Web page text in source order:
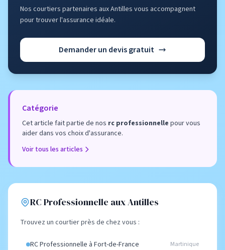
Nos courtiers partenaires aux Antilles vous accompagnent
pour trouver l'assurance idéale.
Demander un devis gratuit
Catégorie
Cet article fait partie de nos rc professionnelle pour vous
aider dans vos choix d'assurance.
Voir tous les articles
RC Professionnelle aux Antilles
Trouvez un courtier près de chez vous :
RC Professionnelle à Fort-de-France Martinique